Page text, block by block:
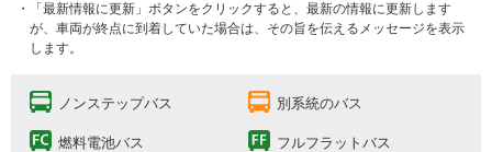
・「最新情報に更新」ボタンをクリックすると、最新の情報に更新します
が、車両が終点に到着していた場合は、その旨を伝えるメッセージを表示
します。
ノンステップバス 別系統のバス
燃料電池バス フルフラットバス